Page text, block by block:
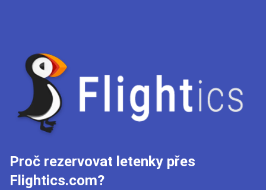
Proč rezervovat letenky přes
Flightics.com?